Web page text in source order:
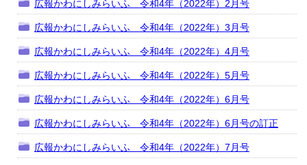
広報かわにしみらいふ 令和4年（2022年）2月号
広報かわにしみらいふ 令和4年（2022年）3月号
広報かわにしみらいふ 令和4年（2022年）4月号
広報かわにしみらいふ 令和4年（2022年）5月号
広報かわにしみらいふ 令和4年（2022年）6月号
広報かわにしみらいふ 令和4年（2022年）6月号の訂正
広報かわにしみらいふ 令和4年（2022年）7月号